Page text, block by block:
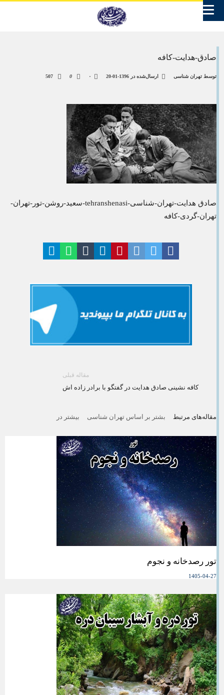
صادق-هدایت-کافه
توسط تهران شناسی ارسال‌شده در 1396-01-20 ۰ 0
صادق هدایت-تهران-شناسی-tehranshenasi-سعید-روشن-تور-تهران-
تهران-گردی-کافه
مقاله قبلی
کافه نشینی صادق هدایت در گفتگو با برادر زاده اش
مقاله‌های مرتبط بشتر بر اساس تهران شناسی بیشتر در
تور رصدخانه و نجوم
1405-04-27